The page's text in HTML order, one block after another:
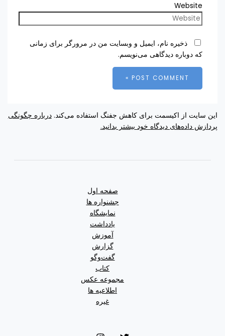
Website
ذخیره نام، ایمیل و وبسایت من در مرورگر برای زمانی
که دوباره دیدگاهی می‌نویسم.
این سایت از اکیسمت برای کاهش جفنگ استفاده می‌کند.درباره چگونگی
پردازش داده‌های دیدگاه خود بیشتر بدانید.
صفحه اول
جشنواره ها
نمایشگاه
یادداشت
آموزش
گزارش
گفت‌وگو
کتاب
مجموعه عکس
اطلاعیه ها
غیره